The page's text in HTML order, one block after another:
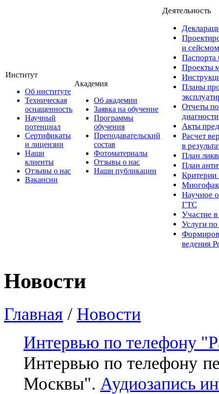
Институт
Об институте
Техническая
оснащенность
Научный
потенциал
Сертификаты
и лицензии
Наши
клиенты
Отзывы о нас
Вакансии
Академия
Об академии
Заявка на обучение
Программы
обучения
Преподавательский
состав
Фотоматериалы
Отзывы о нас
Наши публикации
Деятельность
и
Паспорта
Проекты
Планы
Отчеты по
Акты
Расчет
в
План
План
Критерии
Научное
ГТС
Участие
Услуги
ведения
Новости
Главная / Новости
Интервью по телефону
Интервью по телефону
Москвы". Аудиозапись